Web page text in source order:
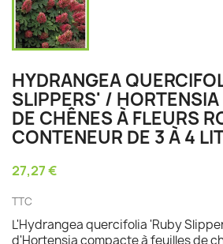
HYDRANGEA
SLIPPERS' / HORTENSIA
DE CHÊNES À FLEURS
CONTENEUR DE 3 À 4
27,27 €
TTC
L'Hydrangea quercifolia 'Ruby
d'Hortensia compacte à feuilles de